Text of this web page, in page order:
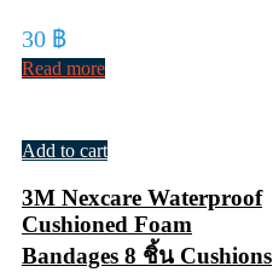
30 ฿
Read more
Add to cart
3M Nexcare Waterproof
Cushioned Foam
Bandages 8 ชิ้น Cushions